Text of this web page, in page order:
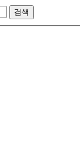
검색